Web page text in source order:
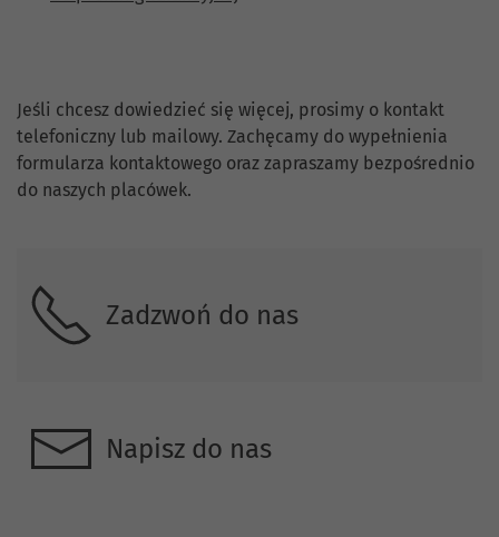
Skontaktuj się z nami.
Jeśli chcesz dowiedzieć się więcej, prosimy o kontakt
telefoniczny lub mailowy. Zachęcamy do wypełnienia
formularza kontaktowego oraz zapraszamy bezpośrednio
do naszych placówek.
Zadzwoń do nas
Napisz do nas